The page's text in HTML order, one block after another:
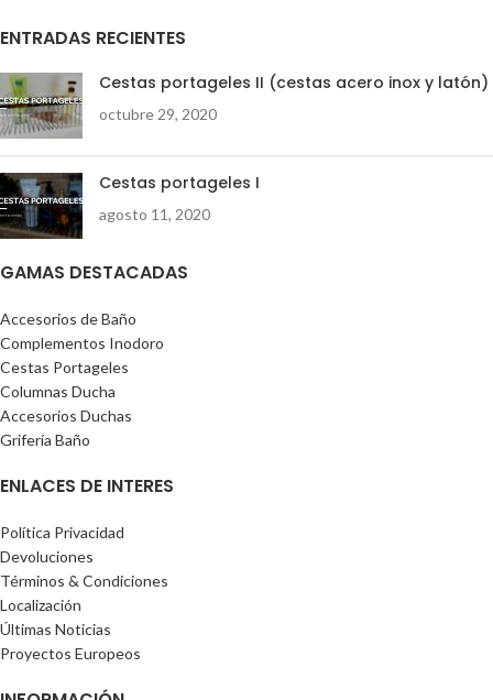
ENTRADAS RECIENTES
Cestas portageles II (cestas acero inox y latón)
octubre 29, 2020
Cestas portageles I
agosto 11, 2020
GAMAS DESTACADAS
Accesorios de Baño
Complementos Inodoro
Cestas Portageles
Columnas Ducha
Accesorios Duchas
Grifería Baño
ENLACES DE INTERES
Política Privacidad
Devoluciones
Términos & Condiciones
Localización
Últimas Noticias
Proyectos Europeos